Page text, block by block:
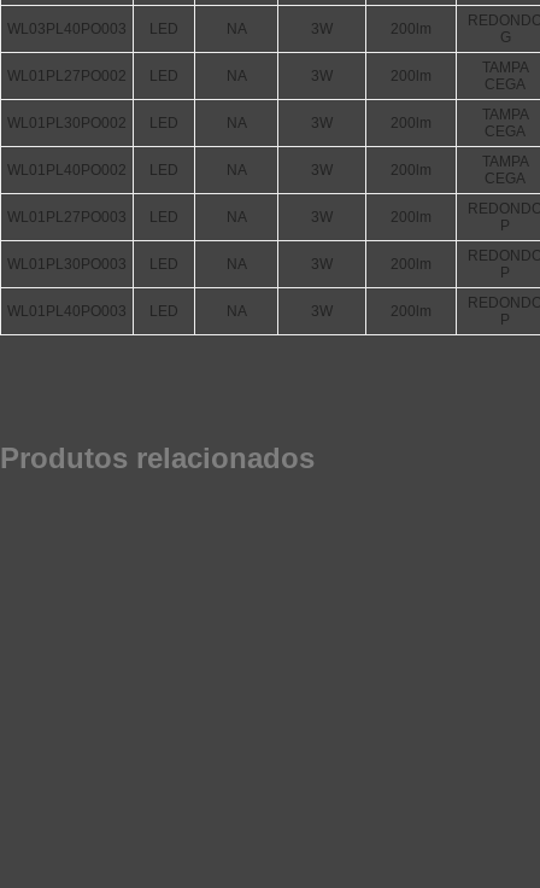
WL03PL40PO003 LED NA 3W 200lm
G
WL01PL27PO002 LED NA 3W 200lm
TAMPA
CEGA
WL01PL30PO002 LED NA 3W 200lm
TAMPA
CEGA
WL01PL40PO002 LED NA 3W 200lm
TAMPA
CEGA
WL01PL27PO003 LED NA 3W 200lm
P
WL01PL30PO003 LED NA 3W 200lm
P
WL01PL40PO003 LED NA 3W 200lm
P
Produtos relacionados